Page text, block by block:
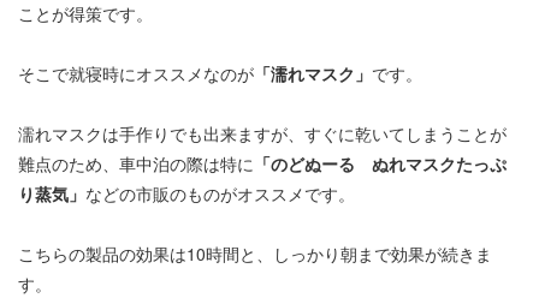
ことが得策です。
そこで就寝時にオススメなのが 「濡れマスク」 です。
濡れマスクは手作りでも出来ますが、すぐに乾いてしまうことが
難点のため、車中泊の際は特に 「のどぬーる ぬれマスクたっぷ
り蒸気」 などの市販のものがオススメです。
こちらの製品の効果は10時間と、しっかり朝まで効果が続きま
す。